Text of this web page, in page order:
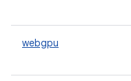
webgpu